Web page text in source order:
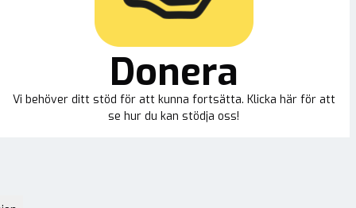
Donera
Vi behöver ditt stöd för att kunna fortsätta. Klicka här för att
se hur du kan stödja oss!